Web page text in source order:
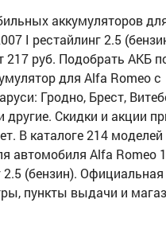
аккумуляторов
I рестайлинг 2.5
217 руб. Подобрать АКБ
для Alfa Romeo с
Гродно, Брест,
другие. Скидки и акции
В каталоге 214 моделей
автомобиля Alfa Romeo
2.5 (бензин). Официальная
пункты выдачи и